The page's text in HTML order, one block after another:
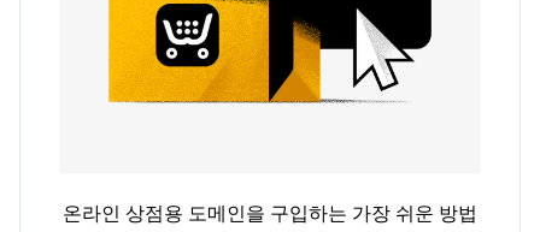
온라인 상점용 도메인을 구입하는 가장 쉬운 방법